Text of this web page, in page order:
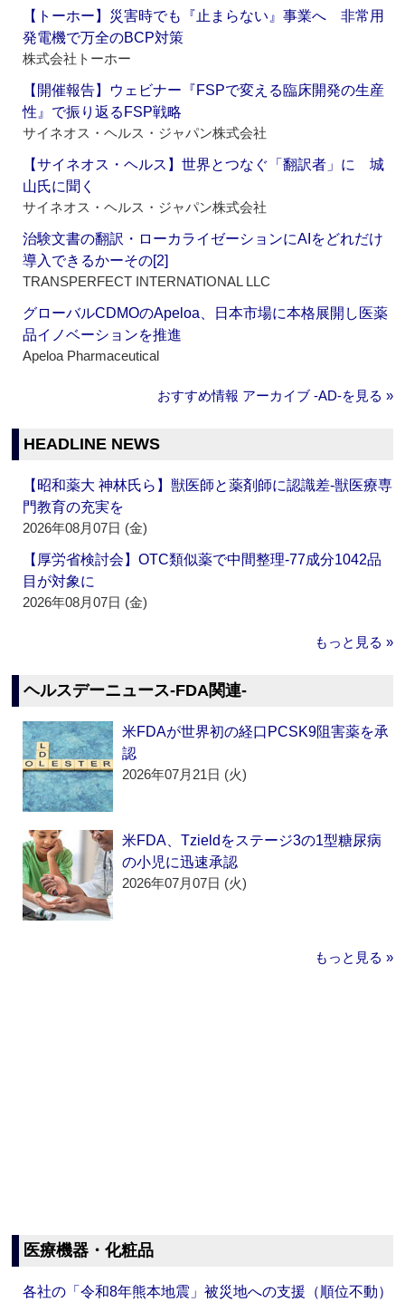
【トーホー】災害時でも『止まらない』事業へ 非常用
発電機で万全のBCP対策
株式会社トーホー
【開催報告】ウェビナー『FSPで変える臨床開発の生産
性』で振り返るFSP戦略
サイネオス・ヘルス・ジャパン株式会社
【サイネオス・ヘルス】世界とつなぐ「翻訳者」に 城
山氏に聞く
サイネオス・ヘルス・ジャパン株式会社
治験文書の翻訳・ローカライゼーションにAIをどれだけ
導入できるかーその[2]
TRANSPERFECT INTERNATIONAL LLC
グローバルCDMOのApeloa、日本市場に本格展開し医薬
品イノベーションを推進
Apeloa Pharmaceutical
おすすめ情報 アーカイブ ‐AD‐を見る »
HEADLINE NEWS
【昭和薬大 神林氏ら】獣医師と薬剤師に認識差‐獣医療専
門教育の充実を
2026年08月07日 (金)
【厚労省検討会】OTC類似薬で中間整理‐77成分1042品
目が対象に
2026年08月07日 (金)
もっと見る »
ヘルスデーニュース‐FDA関連‐
米FDAが世界初の経口PCSK9阻害薬を承
認
2026年07月21日 (火)
米FDA、Tzieldをステージ3の1型糖尿病
の小児に迅速承認
2026年07月07日 (火)
もっと見る »
医療機器・化粧品
各社の「令和8年熊本地震」被災地への支援（順位不動）